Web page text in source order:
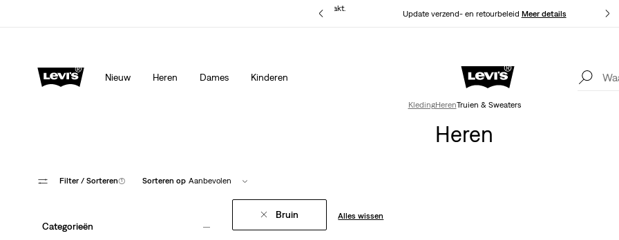
Update verzend- en retourbeleid Meer details
Levi's App. Het beste van Levi’s®, speciaal voor jou op maat gemaakt.
Nieuw Heren Dames Kinderen
Levi's App. Het beste van Levi’s®, speciaal voor jou op maat gemaakt.
Meer details
KledingHerenTruien & Sweaters
Heren
Filter / Sorteren(1) Sorteren op Aanbevolen
Categorieën
Bruin Alles wissen